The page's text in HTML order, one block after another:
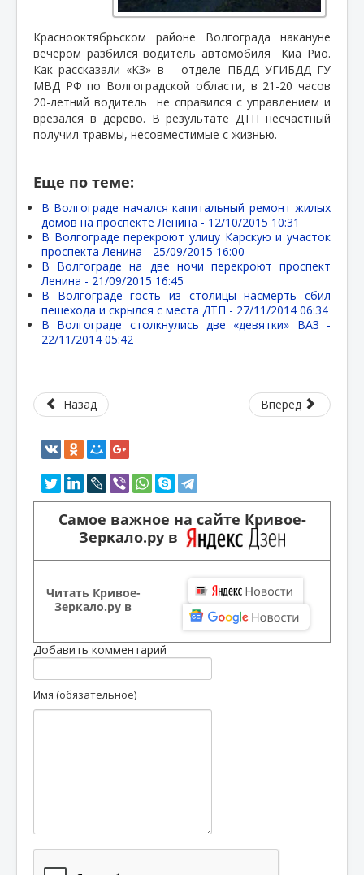
Краснооктябрьском районе Волгограда накануне
вечером разбился водитель автомобиля
Киа Рио.
Как рассказали «КЗ» в
отделе ПБДД УГИБДД ГУ
МВД РФ по Волгоградской области, в 21-20 часов
20-летний водитель
не справился с управлением и
врезался в дерево. В результате ДТП несчастный
получил травмы, несовместимые с жизнью.
Еще по теме:
В Волгограде начался капитальный ремонт жилых
домов на проспекте Ленина - 12/10/2015 10:31
В Волгограде перекроют улицу Карскую и участок
проспекта Ленина - 25/09/2015 16:00
В Волгограде на две ночи перекроют проспект
Ленина - 21/09/2015 16:45
В Волгограде гость из столицы насмерть сбил
пешехода и скрылся с места ДТП - 27/11/2014 06:34
В Волгограде столкнулись две «девятки» ВАЗ -
22/11/2014 05:42
Назад Вперед
Самое важное на сайте Кривое-
Зеркало.ру в
Читать Кривое-
Зеркало.ру в
Добавить комментарий
Имя (обязательное)